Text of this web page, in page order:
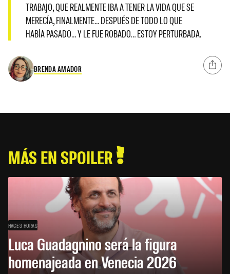
TRABAJO, QUE REALMENTE IBA A TENER LA VIDA QUE SE
MERECÍA, FINALMENTE… DESPUÉS DE TODO LO QUE
HABÍA PASADO… Y LE FUE ROBADO… ESTOY PERTURBADA.
BRENDA AMADOR
MÁS EN SPOILER
HACE 3 HORAS
Luca Guadagnino será la figura
homenajeada en Venecia 2026